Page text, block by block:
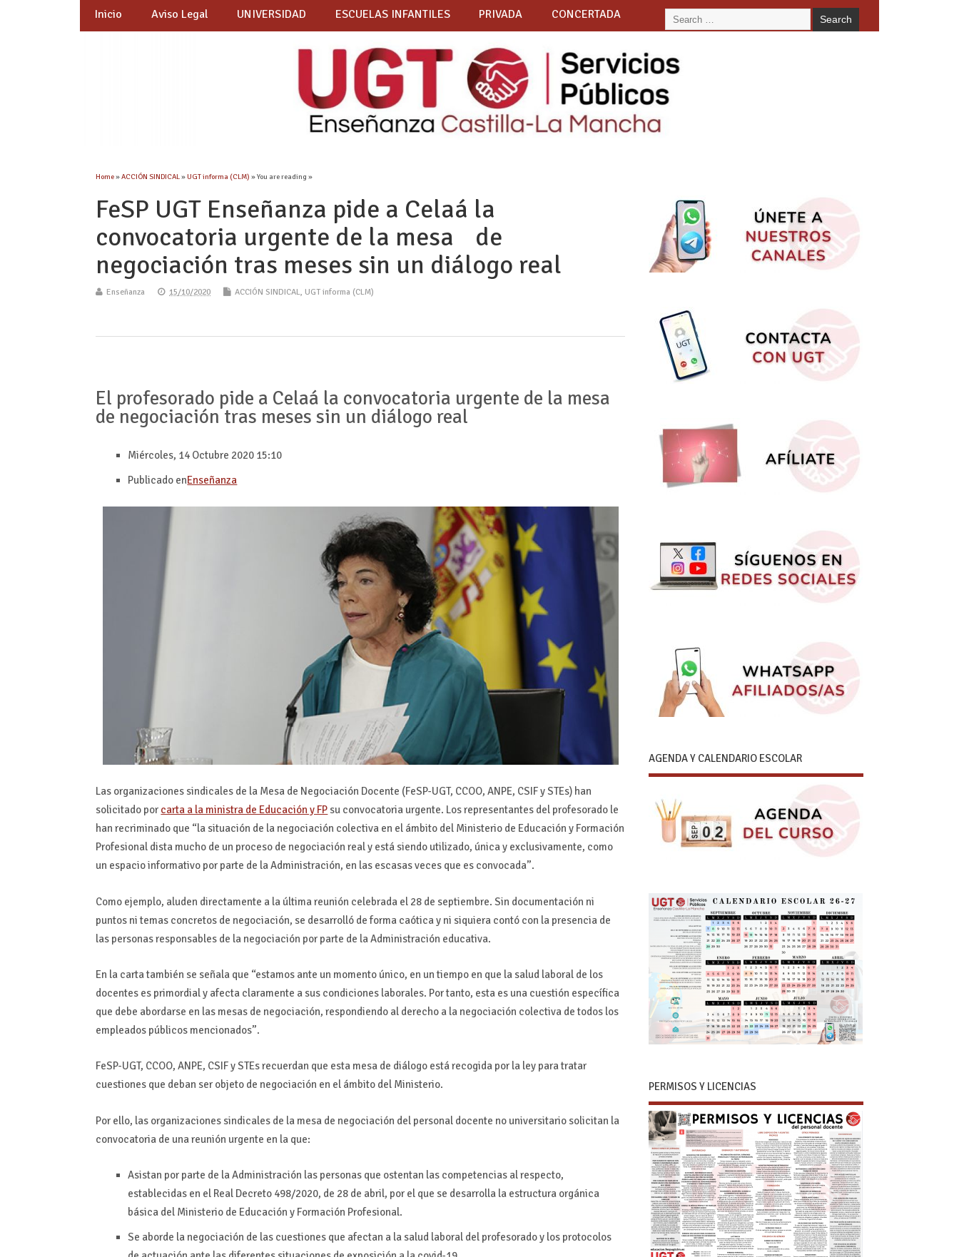
Inicio Aviso Legal UNIVERSIDAD ESCUELAS INFANTILES PRIVADA CONCERTADA
Home»ACCIÓN SINDICAL»UGT informa (CLM) » You are reading »
FeSP UGT Enseñanza pide a Celaá la
convocatoria urgente de la mesa de
negociación tras meses sin un diálogo real
Enseñanza 15/10/2020 ACCIÓN SINDICAL, UGT informa (CLM)
El profesorado pide a Celaá la convocatoria urgente de la mesa
de negociación tras meses sin un diálogo real
Miércoles, 14 Octubre 2020 15:10
Publicado enEnseñanza
Las organizaciones sindicales de la Mesa de Negociación Docente (FeSP-UGT, CCOO, ANPE, CSIF y STEs) han
solicitado por carta a la ministra de Educación y FP su convocatoria urgente. Los representantes del profesorado le
han recriminado que “la situación de la negociación colectiva en el ámbito del Ministerio de Educación y Formación
Profesional dista mucho de un proceso de negociación real y está siendo utilizado, única y exclusivamente, como
un espacio informativo por parte de la Administración, en las escasas veces que es convocada”.
Como ejemplo, aluden directamente a la última reunión celebrada el 28 de septiembre. Sin documentación ni
puntos ni temas concretos de negociación, se desarrolló de forma caótica y ni siquiera contó con la presencia de
las personas responsables de la negociación por parte de la Administración educativa.
En la carta también se señala que “estamos ante un momento único, en un tiempo en que la salud laboral de los
docentes es primordial y afecta claramente a sus condiciones laborales. Por tanto, esta es una cuestión específica
que debe abordarse en las mesas de negociación, respondiendo al derecho a la negociación colectiva de todos los
empleados públicos mencionados”.
FeSP-UGT, CCOO, ANPE, CSIF y STEs recuerdan que esta mesa de diálogo está recogida por la ley para tratar
cuestiones que deban ser objeto de negociación en el ámbito del Ministerio.
Por ello, las organizaciones sindicales de la mesa de negociación del personal docente no universitario solicitan la
convocatoria de una reunión urgente en la que:
Asistan por parte de la Administración las personas que ostentan las competencias al respecto,
establecidas en el Real Decreto 498/2020, de 28 de abril, por el que se desarrolla la estructura orgánica
básica del Ministerio de Educación y Formación Profesional.
Se aborde la negociación de las cuestiones que afectan a la salud laboral del profesorado y los protocolos
AGENDA Y CALENDARIO ESCOLAR
PERMISOS Y LICENCIAS